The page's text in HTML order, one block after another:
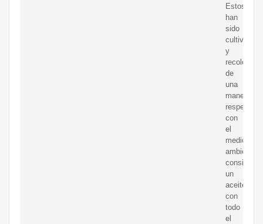
Estos
han
sido
cultivados
y
de
una
manera
respetuosa
con
el
medio
ambiente,
un
aceite
con
todo
el